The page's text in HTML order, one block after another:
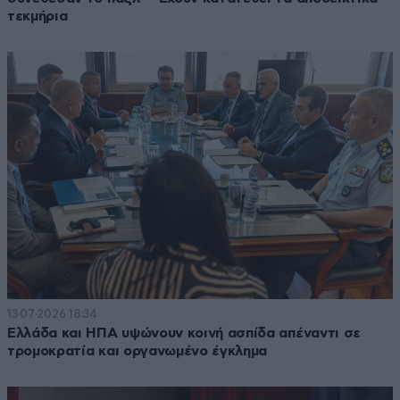
τεκμήρια
13·07·2026 18:34
Ελλάδα και ΗΠΑ υψώνουν κοινή ασπίδα απέναντι σε
τρομοκρατία και οργανωμένο έγκλημα